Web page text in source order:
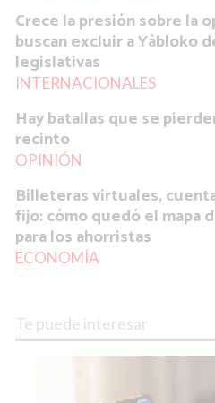
Crece la presión sobre la
buscan excluir a Yábloko
legislativas
INTERNACIONALES
Hay batallas que se
recinto
OPINIÓN
Billeteras virtuales,
fijo: cómo quedó el mapa
para los ahorristas
ECONOMÍA
Te puede interesar